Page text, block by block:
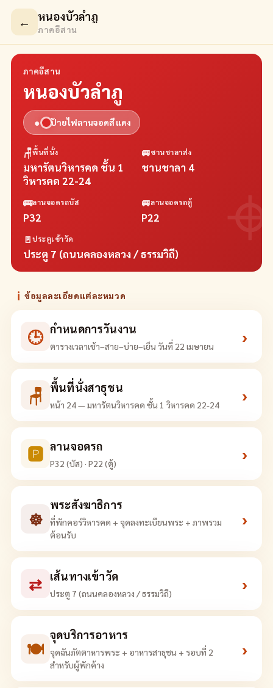
← หนองบัวลำภู
ภาคอีสาน
ภาคอีสาน
หนองบัวลำภู
● ป้ายไฟลานจอดสีแดง
🪑พื้นที่นั่ง
มหารัตนวิหารคด ชั้น 1
วิหารคด 22-24
🚐ชานชาลาส่ง
ชานชาลา 4
🚌ลานจอดรถบัส
P32
🚐ลานจอดรถตู้
P22
🚪ประตูเข้าวัด
ประตู 7 (ถนนคลองหลวง / ธรรมวิถี)
ℹ ข้อมูลละเอียดแต่ละหมวด
🕒 กำหนดการวันงาน
ตารางเวลาเช้า–สาย–บ่าย–เย็น วันที่ 22 เมษายน ›
🪑 พื้นที่นั่งสาธุชน
หน้า 24 — มหารัตนวิหารคด ชั้น 1 วิหารคด 22-24 ›
🅿 ลานจอดรถ
P32 (บัส) · P22 (ตู้) ›
☸
พระสังฆาธิการ
ที่พักคอร์วิหารคด + จุดลงทะเบียนพระ + ภาพรวม
ต้อนรับ
›
⇄ เส้นทางเข้าวัด
ประตู 7 (ถนนคลองหลวง / ธรรมวิถี) ›
🍽
จุดบริการอาหาร
จุดฉันภัตตาหารพระ + อาหารสาธุชน + รอบที่ 2
สำหรับผู้พักค้าง
›